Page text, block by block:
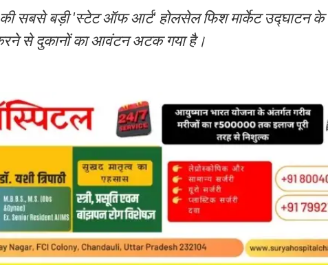
सबसे बड़ी 'स्टेट ऑफ आर्ट' होलसेल फिश मार्केट उद्घाटन के
करने से दुकानों का आवंटन अटक गया है।